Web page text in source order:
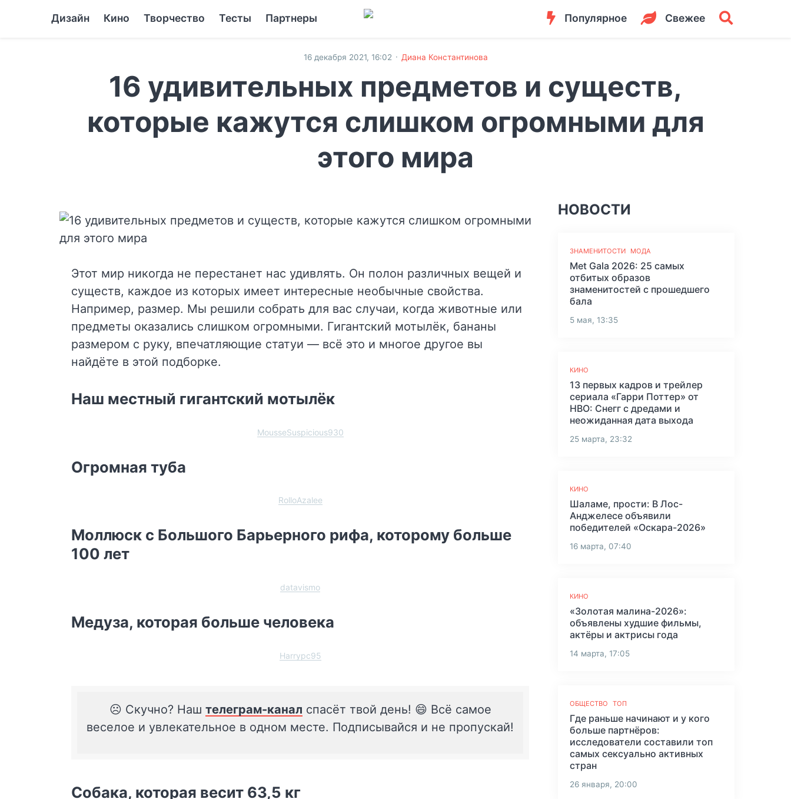
Дизайн Кино Творчество Тесты Партнеры Популярное Свежее
16 декабря 2021, 16:02 · Диана Константинова
16 удивительных предметов и существ,
которые кажутся слишком огромными для
этого мира
Этот мир никогда не перестанет нас удивлять. Он полон различных вещей и
существ, каждое из которых имеет интересные необычные свойства.
Например, размер. Мы решили собрать для вас случаи, когда животные или
предметы оказались слишком огромными. Гигантский мотылёк, бананы
размером с руку, впечатляющие статуи — всё это и многое другое вы
найдёте в этой подборке.
Наш местный гигантский мотылёк
MousseSuspicious930
Огромная туба
RolloAzalee
Моллюск с Большого Барьерного рифа, которому больше
100 лет
datavismo
Медуза, которая больше человека
Harrypc95
☹️ Скучно? Наш телеграм-канал спасёт твой день! 😄 Всё самое
веселое и увлекательное в одном месте. Подписывайся и не пропускай!
Собака, которая весит 63,5 кг
НОВОСТИ
ЗНАМЕНИТОСТИ МОДА
Met Gala 2026: 25 самых
отбитых образов
знаменитостей с прошедшего
бала
5 мая, 13:35
КИНО
13 первых кадров и трейлер
сериала «Гарри Поттер» от
HBO: Снегг с дредами и
неожиданная дата выхода
25 марта, 23:32
КИНО
Шаламе, прости: В Лос-
Анджелесе объявили
победителей «Оскара-2026»
16 марта, 07:40
КИНО
«Золотая малина-2026»:
объявлены худшие фильмы,
актёры и актрисы года
14 марта, 17:05
ОБЩЕСТВО ТОП
Где раньше начинают и у кого
больше партнёров:
исследователи составили топ
самых сексуально активных
стран
26 января, 20:00